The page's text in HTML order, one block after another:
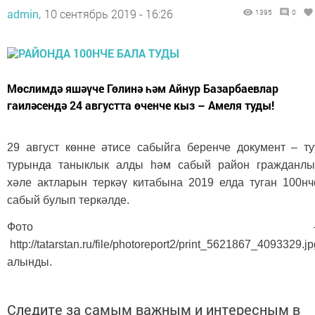
admin, 10 сентябрь 2019 - 16:26 1395 0
Мөслимдә яшәүче Гөлинә һәм Айнур Базарбаевлар
гаиләсендә 24 августта өченче кыз – Амеля туды!
29 август көнне әтисе сабыйга беренче документ –
турында таныклык алды һәм сабый район
хәле актларын теркәү китабына 2019 елда туган
сабый булып теркәлде.
Фото
http://tatarstan.ru/file/photoreport2/
алынды.
Следите за самым важным и интересным в